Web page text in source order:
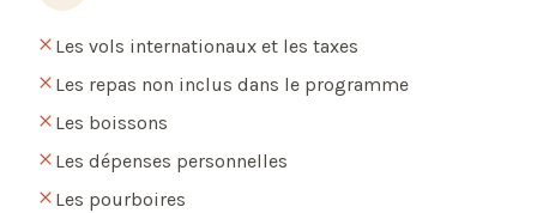
Les vols internationaux et les taxes
Les repas non inclus dans le programme
Les boissons
Les dépenses personnelles
Les pourboires